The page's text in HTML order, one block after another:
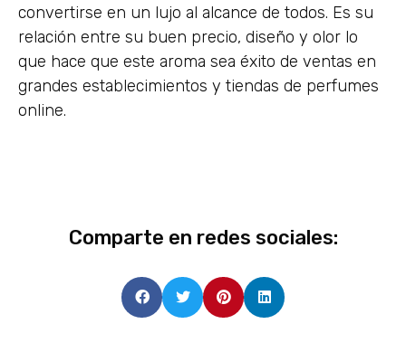
convertirse en un lujo al alcance de todos. Es su
relación entre su buen precio, diseño y olor lo
que hace que este aroma sea éxito de ventas en
grandes establecimientos y tiendas de perfumes
online.
Comparte en redes sociales: